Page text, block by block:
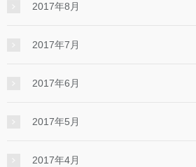
2017年8月
2017年7月
2017年6月
2017年5月
2017年4月